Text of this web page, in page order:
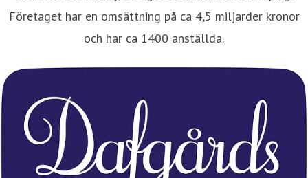
Företaget har en omsättning på ca 4,5 miljarder kronor
och har ca 1400 anställda.